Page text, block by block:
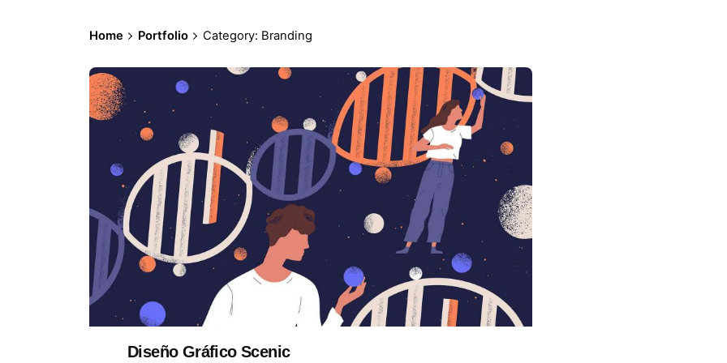
Home Portfolio Category: Branding
Diseño Gráfico Scenic